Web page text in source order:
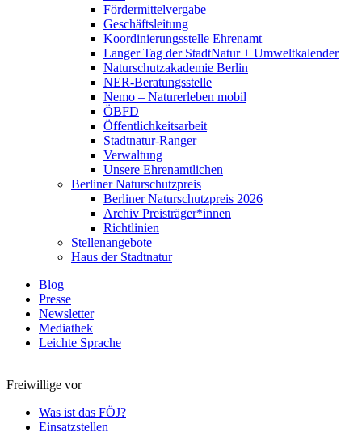
Fördermittelvergabe
Geschäftsleitung
Koordinierungsstelle Ehrenamt
Langer Tag der StadtNatur + Umweltkalender
Naturschutzakademie Berlin
NER-Beratungsstelle
Nemo – Naturerleben mobil
ÖBFD
Öffentlichkeitsarbeit
Stadtnatur-Ranger
Verwaltung
Unsere Ehrenamtlichen
Berliner Naturschutzpreis
Berliner Naturschutzpreis 2026
Archiv Preisträger*innen
Richtlinien
Stellenangebote
Haus der Stadtnatur
Blog
Presse
Newsletter
Mediathek
Leichte Sprache
Freiwillige vor
Was ist das FÖJ?
Einsatzstellen